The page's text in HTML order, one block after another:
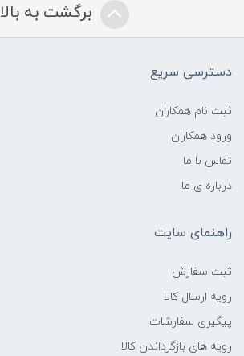
برگشت به بالا
دسترسی سریع
ثبت نام همکاران
ورود همکاران
تماس با ما
درباره ی ما
راهنمای سایت
ثبت سفارش
رویه ارسال کالا
پیگیری سفارشات
رویه های بازگرداندن کالا